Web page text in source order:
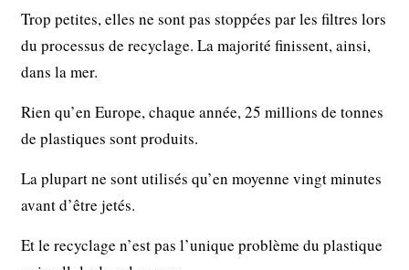
Trop petites, elles ne sont pas stoppées par les filtres lors
du processus de recyclage. La majorité finissent, ainsi,
dans la mer.
Rien qu’en Europe, chaque année, 25 millions de tonnes
de plastiques sont produits.
La plupart ne sont utilisés qu’en moyenne vingt minutes
avant d’être jetés.
Et le recyclage n’est pas l’unique problème du plastique